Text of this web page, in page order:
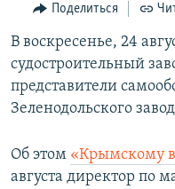
навигации
Вернутся
поиску
11 ЛЕТ ОККУПАЦИИ
ЕЩЕ
ИНТЕРАКТИВ
ИНФОГРАФИКА
ТЕЛЕПРОЕКТ
ПРОПАВШИЕ БЕЗ ВЕСТИ
РАДІО СВОБОДА
КАК ОБОЙТИ
Українською
Qırımtatar
Поделиться
В воскресенье, 24
судостроительный
представители
Зеленодольского
Об этом «Крымскому
августа директор по